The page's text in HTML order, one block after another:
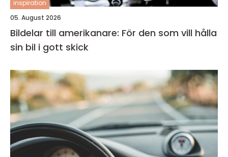
inspiration
05. August 2026
Bildelar till amerikanare: För den som vill hålla
sin bil i gott skick